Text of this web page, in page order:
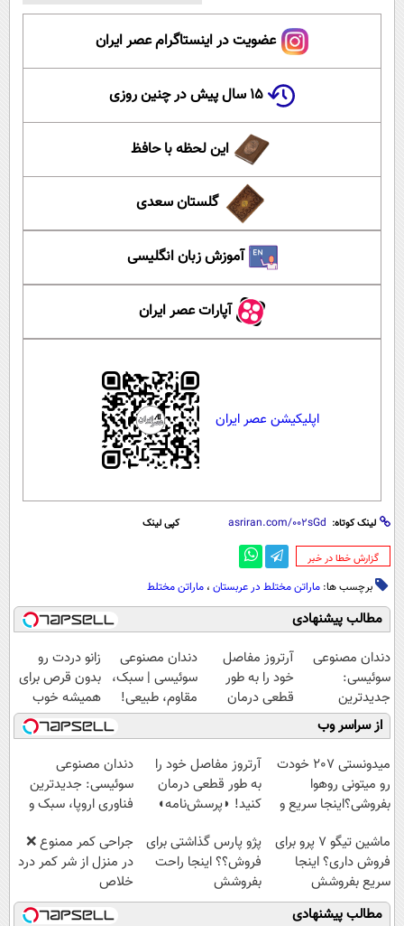
عضویت در اینستاگرام عصر ایران
۱۵ سال پیش در چنین روزی
این لحظه با حافظ
گلستان سعدی
آموزش زبان انگلیسی
آپارات عصر ایران
اپلیکیشن عصر ایران
لینک کوتاه: کپی لینک
‌گزارش خطا در خبر
برچسب ها: ماراتن مختلط در عربستان ، ماراتن مختلط
مطالب پیشنهادی
دندان مصنوعی
سوئیسی:
جدیدترین
فناوری اروپا،
سبک و مقاوم |
پرداخت قسطی
آرتروز مفاصل
خود را به طور
قطعی درمان
کنید!
◗پرسش‌نامه◖
دندان مصنوعی
سوئیسی | سبک،
مقاوم، طبیعی!
ویزیت
رایگان+پرداخت
اقساطی😍
زانو دردت رو
بدون قرص برای
همیشه خوب
کن! (قدم اول،
پرسش‌نامه)
از سراسر وب
میدونستی 207 خودت
رو میتونی روهوا
بفروشی؟اینجا سریع و
آرتروز مفاصل خود را
به طور قطعی درمان
کنید! ◗پرسش‌نامه◖
دندان مصنوعی
سوئیسی: جدیدترین
فناوری اروپا، سبک و
قسطی
ماشین تیگو 7 پرو برای
فروش داری؟ اینجا
سریع بفروشش
پژو پارس گذاشتی برای
فروش؟؟ اینجا راحت
بفروشش
جراحی کمر ممنوع ❌
در منزل از شر کمر درد
خلاص
شوید◂پرسش‌نامه
مطالب پیشنهادی